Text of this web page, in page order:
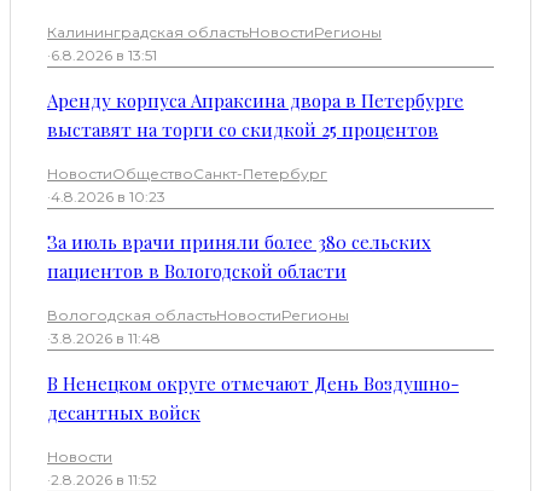
Калининградская областьНовостиРегионы
·6.8.2026 в 13:51
Аренду корпуса Апраксина двора в Петербурге
выставят на торги со скидкой 25 процентов
НовостиОбществоСанкт-Петербург
·4.8.2026 в 10:23
За июль врачи приняли более 380 сельских
пациентов в Вологодской области
Вологодская областьНовостиРегионы
·3.8.2026 в 11:48
В Ненецком округе отмечают День Воздушно-
десантных войск
Новости
·2.8.2026 в 11:52